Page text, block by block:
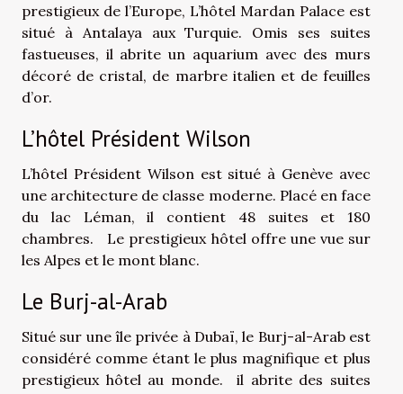
prestigieux de l’Europe, L’hôtel Mardan Palace est
situé à Antalaya aux Turquie. Omis ses suites
fastueuses, il abrite un aquarium avec des murs
décoré de cristal, de marbre italien et de feuilles
d’or.
L’hôtel Président Wilson
L’hôtel Président Wilson est situé à Genève avec
une architecture de classe moderne. Placé en face
du lac Léman, il contient 48 suites et 180
chambres. Le prestigieux hôtel offre une vue sur
les Alpes et le mont blanc.
Le Burj-al-Arab
Situé sur une île privée à Dubaï, le Burj-al-Arab est
considéré comme étant le plus magnifique et plus
prestigieux hôtel au monde. il abrite des suites